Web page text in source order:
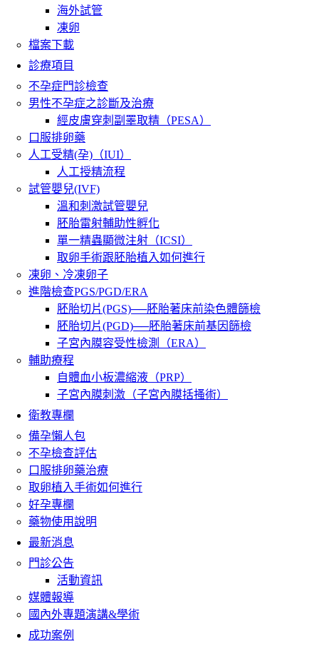
海外試管
凍卵
檔案下載
診療項目
不孕症門診檢查
男性不孕症之診斷及治療
經皮膚穿刺副睪取精（PESA）
口服排卵藥
人工受精(孕)（IUI）
人工授精流程
試管嬰兒(IVF)
溫和刺激試管嬰兒
胚胎雷射輔助性孵化
單一精蟲顯微注射（ICSI）
取卵手術跟胚胎植入如何進行
凍卵、冷凍卵子
進階檢查PGS/PGD/ERA
胚胎切片(PGS)──胚胎著床前染色體篩檢
胚胎切片(PGD)──胚胎著床前基因篩檢
子宮內膜容受性檢測（ERA）
輔助療程
自體血小板濃縮液（PRP）
子宮內膜刺激（子宮內膜括搔術）
衛教專欄
備孕懶人包
不孕檢查評估
口服排卵藥治療
取卵植入手術如何進行
好孕專欄
藥物使用說明
最新消息
門診公告
活動資訊
媒體報導
國內外專題演講&學術
成功案例